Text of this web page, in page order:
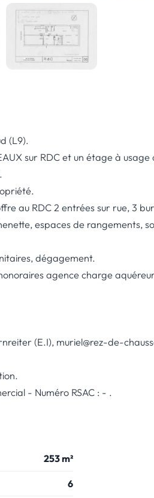
(L9).
sur RDC et un étage à
au RDC 2 entrées sur rue, 3
espaces de rangements,
dégagement.
agence charge
(E.I), muriel@rez-de-
- Numéro RSAC : - .
253 m²
6